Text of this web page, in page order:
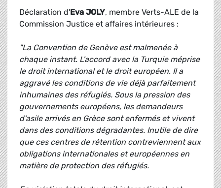
Déclaration d'Eva JOLY, membre Verts-ALE de la
Commission Justice et affaires intérieures :
"La Convention de Genève est malmenée à
chaque instant. L'accord avec la Turquie méprise
le droit international et le droit européen. Il a
aggravé les conditions de vie déjà parfaitement
inhumaines des réfugiés. Sous la pression des
gouvernements européens, les demandeurs
d'asile arrivés en Grèce sont enfermés et vivent
dans des conditions dégradantes. Inutile de dire
que ces centres de rétention contreviennent aux
obligations internationales et européennes en
matière de protection des réfugiés.